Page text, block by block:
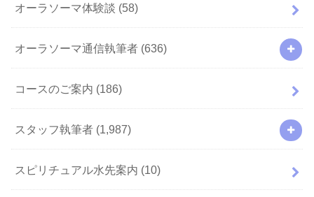
オーラソーマ体験談 (58)
オーラソーマ通信執筆者 (636)
コースのご案内 (186)
スタッフ執筆者 (1,987)
スピリチュアル水先案内 (10)